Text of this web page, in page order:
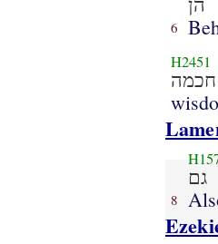
6
הן
H2451
חכמה
8
גם